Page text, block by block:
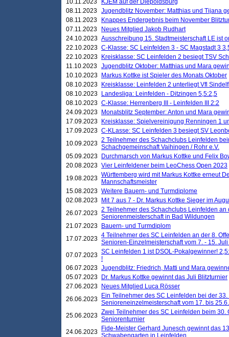
10.11.2023
KJEM auf der Diepoldsburg
08.11.2023 Jugendblitz November: Matthias und Tijana
08.11.2023
Knappes Endergebnis beim November
07.11.2023
Neues Mitglied Jakob Rudhart
24.10.2023 Ausschreibung 15. Stadtmeisterschaft LE ist
22.10.2023 C-Klasse: SC Leinfelden 3 - SC Magstadt 3
22.10.2023
Kreisklasse: SC Leinfelden 2 besiegt TSV
11.10.2023 Jugendblitz Oktober: Matthias und Mara
10.10.2023
Markus Kottke ist Spieler des Monats Oktober
08.10.2023
Kreisklasse: Leinfelden 2 unterliegt Vfl
08.10.2023
Landesliga: Leinfelden - Ditzingen 5,5:2,5
08.10.2023 C-Klasse: Herrenberg III - Leinfelden III 2:2
24.09.2023
Monatsblitz September: Anton und Mara
17.09.2023
Kreisklasse: Spielvereinigung Renningen 1
17.09.2023 C-KLasse: SC Leinfelden 3 besiegt SV
10.09.2023 2 Teilnehmer des Schachclubs Leinfelden
Schachgemeinschaft Vaihingen / Rohr e.V.
05.09.2023
Durchmarsch von Markus Kottke und Felix
20.08.2023 Vier Leinfeldener beim LeoChess Open 2023
19.08.2023 Württemberg wird mit Markus Kottke erneut
Mannschaftsmeister
15.08.2023 Weitere Bauern- und Turmdiplome
02.08.2023
Mit 7 aus 7 - Dr. Markus Kottke Sieger im
26.07.2023 2 Teilnehmer des Schachclubs Leinfelden an
Seniorenmeisterschaft in Bad Wildungen
21.07.2023
Bauern- und Turmdiplom
17.07.2023 4 Teilnehmer des SC Leinfelden an der 8.
Senioren-Einzelmeisterschaft vom 7. - 15.
07.07.2023 SC Leinfelden 1 ist DSOL-Pokalgewinner!
!
06.07.2023 Jugendblitz: Friedrich, Matti und Mara
05.07.2023
Dr. Markus Kottke gewinnt das Juli Blitzturnier
27.06.2023
Neues Mitglied Luca Rösser
26.06.2023
Ein Teilnehmer des SC Leinfelden bei der
Senioreneinzelmeisterschaft vom 17. bis
25.06.2023 Zwei Teilnehmer des SC Leinfelden beim
Seniorenturnier
24.06.2023
Fide-Meister Gerhard Junesch gewinnt das
Schwabengarten in Leinfelden